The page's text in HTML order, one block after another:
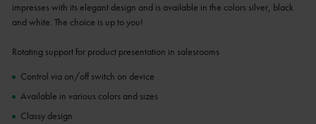
impresses with its elegant design and is available in the colors silver, black
and white. The choice is up to you!
Rotating support for product presentation in salesrooms
Control via on/off switch on device
Available in various colors and sizes
Classy design